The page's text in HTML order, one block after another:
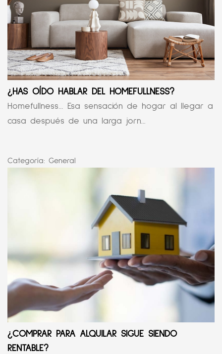
¿HAS OÍDO HABLAR DEL HOMEFULLNESS?
Homefullness… Esa sensación de hogar al llegar a
casa después de una larga jorn...
Categoría: General
¿COMPRAR PARA ALQUILAR SIGUE SIENDO
RENTABLE?